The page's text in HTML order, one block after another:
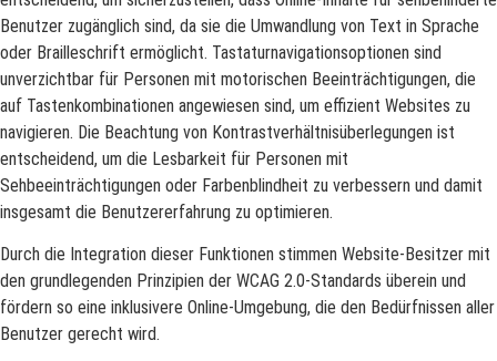
Benutzer zugänglich sind, da sie die Umwandlung von Text in Sprache
oder Brailleschrift ermöglicht. Tastaturnavigationsoptionen sind
unverzichtbar für Personen mit motorischen Beeinträchtigungen, die
auf Tastenkombinationen angewiesen sind, um effizient Websites zu
navigieren. Die Beachtung von Kontrastverhältnisüberlegungen ist
entscheidend, um die Lesbarkeit für Personen mit
Sehbeeinträchtigungen oder Farbenblindheit zu verbessern und damit
insgesamt die Benutzererfahrung zu optimieren.
Durch die Integration dieser Funktionen stimmen Website-Besitzer mit
den grundlegenden Prinzipien der WCAG 2.0-Standards überein und
fördern so eine inklusivere Online-Umgebung, die den Bedürfnissen aller
Benutzer gerecht wird.